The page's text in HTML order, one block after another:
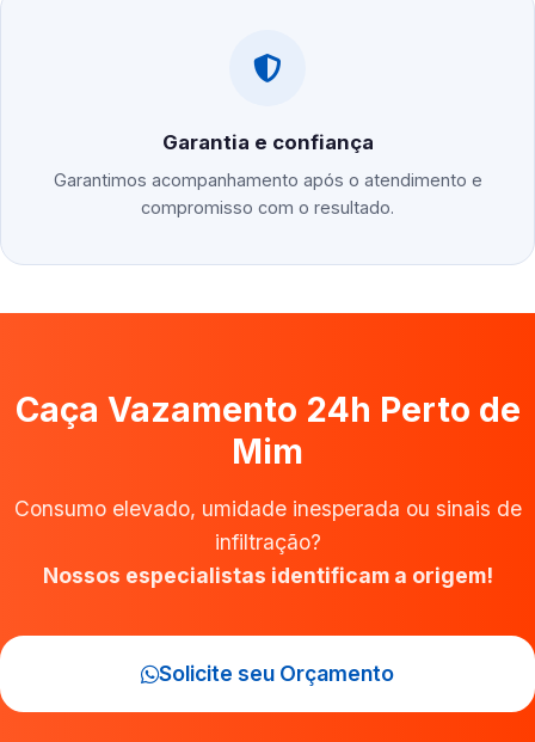
Garantia e confiança
Garantimos acompanhamento após o atendimento e
compromisso com o resultado.
Caça Vazamento 24h Perto de
Mim
Consumo elevado, umidade inesperada ou sinais de
infiltração?
Nossos especialistas identificam a origem!
Solicite seu Orçamento